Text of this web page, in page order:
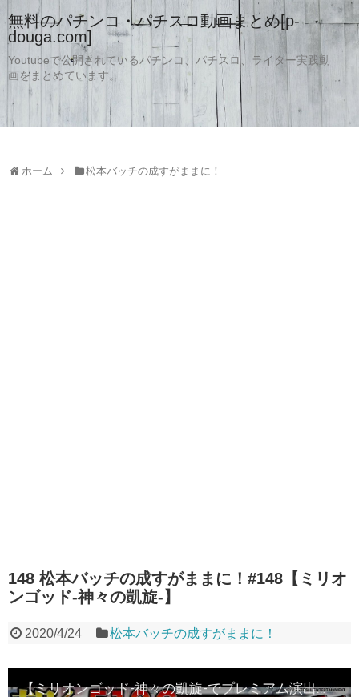
無料のパチンコ・パチスロ動画まとめ[p-
douga.com]
Youtubeで公開されているパチンコ、パチスロ、ライター実践動
画をまとめています。
ホーム 松本バッチの成すがままに！
148 松本バッチの成すがままに！#148【ミリオ
ンゴッド-神々の凱旋-】
2020/4/24 松本バッチの成すがままに！
【ミリオンゴッド-神々の凱旋-でプレミアム演出を求めて!!】松本バッチの成すがままに！第148話 《松本バッチ》ミリオンゴッド-神々の凱旋-［パチスロ・スロット］